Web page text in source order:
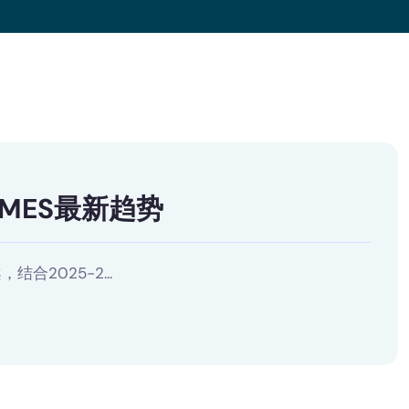
最新趋势
结合2025-2...